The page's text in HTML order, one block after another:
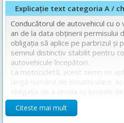
Explicație text categoria A /
Conducătorul de autovehicul cu o
an de la data obținerii permisului
obligația să aplice pe parbrizul și
semnul distinctiv stabilit pentru
autovehicule începători.
La motocicletă, acest semn se
(faza scurtă), inclusiv pe timp de zi.
Așadar răspunsul corect este: B
Citeste mai mult